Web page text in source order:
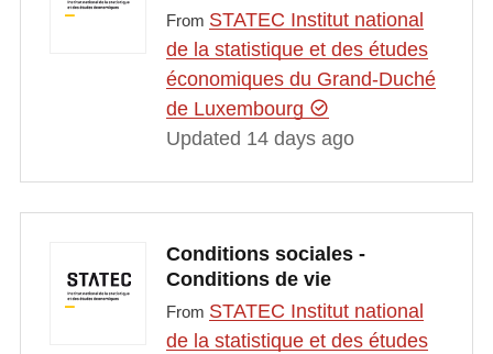
From STATEC Institut national
de la statistique et des études
économiques du Grand-Duché
de Luxembourg
Updated 14 days ago
Conditions sociales -
Conditions de vie
From STATEC Institut national
de la statistique et des études